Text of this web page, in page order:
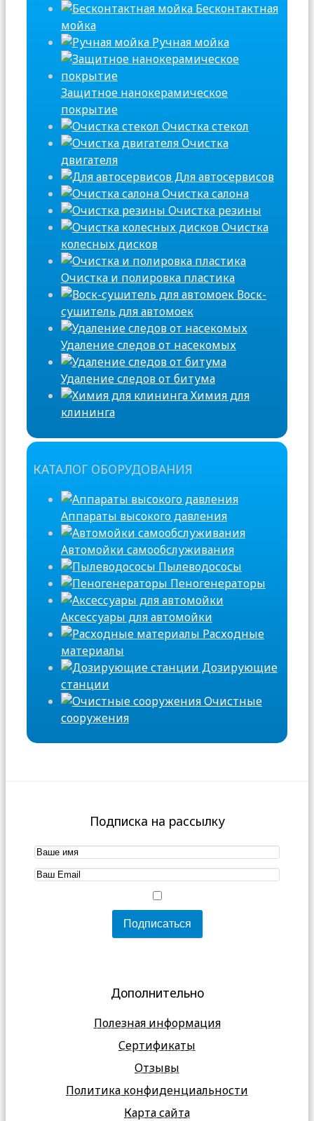
Бесконтактная
мойка
Ручная мойка
Защитное нанокерамическое
покрытие
Очистка стекол
Очистка
двигателя
Для автосервисов
Очистка салона
Очистка резины
Очистка
колесных дисков
Очистка и полировка пластика
Воск-
сушитель для автомоек
Удаление следов от насекомых
Удаление следов от битума
Химия для
клининга
КАТАЛОГ ОБОРУДОВАНИЯ
Аппараты высокого давления
Автомойки самообслуживания
Пылеводососы
Пеногенераторы
Аксессуары для автомойки
Расходные
материалы
Дозирующие
станции
Очистные
сооружения
Подписка на рассылку
Дополнительно
Полезная информация
Сертификаты
Отзывы
Политика конфиденциальности
Карта сайта